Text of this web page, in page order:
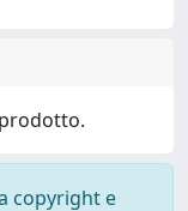
copyright e